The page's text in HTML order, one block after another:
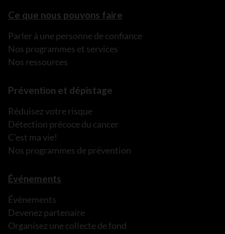
Ce que nous pouvons faire
Parler à une personne de confiance
Nos programmes et services
Nos ressources
Prévention et dépistage
Réduisez votre risque
Détection précoce du cancer
C’est ma vie!
Nos programmes de prévention
Événements
Événements
Devenez partenaire
Organisez une collecte de fond